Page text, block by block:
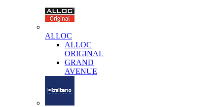
ALLOC
ALLOC
ORIGINAL
GRAND
AVENUE